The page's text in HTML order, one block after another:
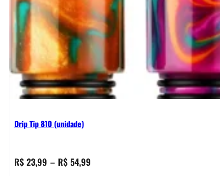
Drip Tip 810 (unidade)
R$23,99 – R$54,99